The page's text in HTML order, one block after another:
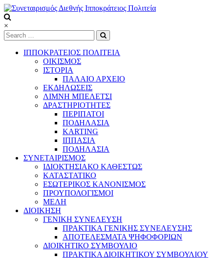
Skip
to
content
Συνεταιρισμός
Διεθνής
Ιπποκράτειος
Πολιτεία
×
ΙΠΠΟΚΡΑΤΕΙΟΣ ΠΟΛΙΤΕΙΑ
ΟΙΚΙΣΜΟΣ
ΙΣΤΟΡΙΑ
ΠΑΛΑΙΟ ΑΡΧΕΙΟ
ΕΚΔΗΛΩΣΕΙΣ
ΛΙΜΝΗ ΜΠΕΛΕΤΣΙ
ΔΡΑΣΤΗΡΙΟΤΗΤΕΣ
ΠΕΡΙΠΑΤΟΙ
ΠΟΔΗΛΑΣΙΑ
KARTING
ΙΠΠΑΣΙΑ
ΠΟΔΗΛΑΣΙΑ
ΣΥΝΕΤΑΙΡΙΣΜΟΣ
ΙΔΙΟΚΤΗΣΙΑΚΟ ΚΑΘΕΣΤΩΣ
ΚΑΤΑΣΤΑΤΙΚΟ
ΕΣΩΤΕΡΙΚΟΣ ΚΑΝΟΝΙΣΜΟΣ
ΠΡΟΥΠΟΛΟΓΙΣΜΟΙ
ΜΕΛΗ
ΔΙΟΙΚΗΣΗ
ΓΕΝΙΚΗ ΣΥΝΕΛΕΥΣΗ
ΠΡΑΚΤΙΚΑ ΓΕΝΙΚΗΣ ΣΥΝΕΛΕΥΣΗΣ
ΑΠΟΤΕΛΕΣΜΑΤΑ ΨΗΦΟΦΟΡΙΩΝ
ΔΙΟΙΚΗΤΙΚΟ ΣΥΜΒΟΥΛΙΟ
ΠΡΑΚΤΙΚΑ ΔΙΟΙΚΗΤΙΚΟΥ ΣΥΜΒΟΥΛΙΟΥ